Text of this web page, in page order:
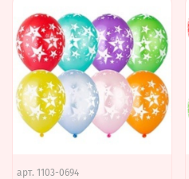
арт. 1103-0694